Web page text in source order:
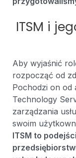
ITSM i
Aby wyjaśnić
rozpocząć od
Pochodzi on od
Technology
zarządzania
swoim
ITSM to